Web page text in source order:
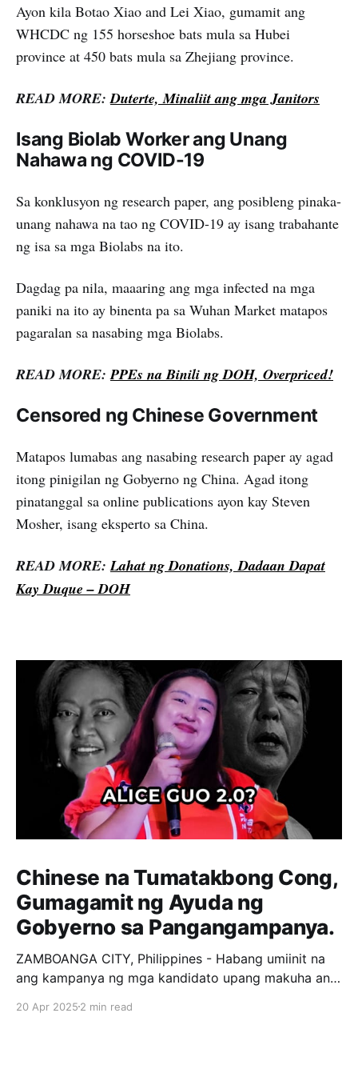
Ayon kila Botao Xiao and Lei Xiao, gumamit ang
WHCDC ng 155 horseshoe bats mula sa Hubei
province at 450 bats mula sa Zhejiang province.
READ MORE:Duterte, Minaliit ang mga Janitors
Isang Biolab Worker ang Unang
Nahawa ng COVID-19
Sa konklusyon ng research paper, ang posibleng pinaka-
unang nahawa na tao ng COVID-19 ay isang trabahante
ng isa sa mga Biolabs na ito.
Dagdag pa nila, maaaring ang mga infected na mga
paniki na ito ay binenta pa sa Wuhan Market matapos
pagaralan sa nasabing mga Biolabs.
READ MORE:PPEs na Binili ng DOH, Overpriced!
Censored ng Chinese Government
Matapos lumabas ang nasabing research paper ay agad
itong pinigilan ng Gobyerno ng China. Agad itong
pinatanggal sa online publications ayon kay Steven
Mosher, isang eksperto sa China.
READ MORE:Lahat ng Donations, Dadaan Dapat
Kay Duque – DOH
Chinese na Tumatakbong Cong,
Gumagamit ng Ayuda ng
Gobyerno sa Pangangampanya.
ZAMBOANGA CITY, Philippines - Habang umiinit na
ang kampanya ng mga kandidato upang makuha ang
isang Distrito sa Zamboanga City. Si Kat Chua, isang
20 Apr 2025 2 min read